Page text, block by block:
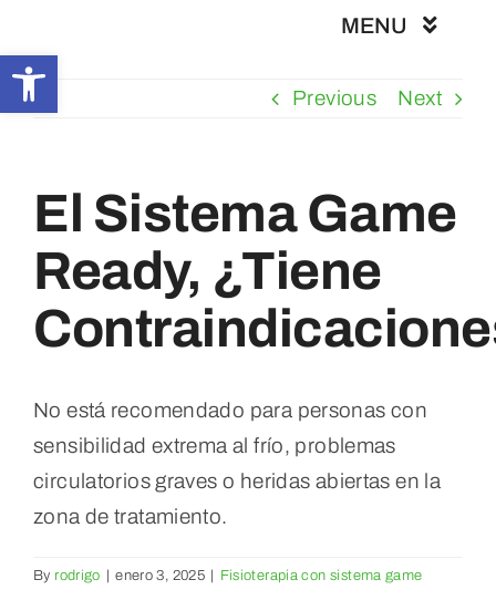
Abrir barra de herramientas
to
content
MENU
Fisioterapia
Tratamientos
Servicios
Contacto
Previous Next
El Sistema Game
Ready, ¿Tiene
No está recomendado para personas con
sensibilidad extrema al frío, problemas
circulatorios graves o heridas abiertas en la
zona de tratamiento.
By rodrigo enero 3, 2025
Fisioterapia con sistema game